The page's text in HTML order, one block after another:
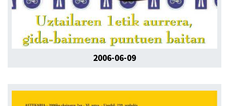
2006-06-09